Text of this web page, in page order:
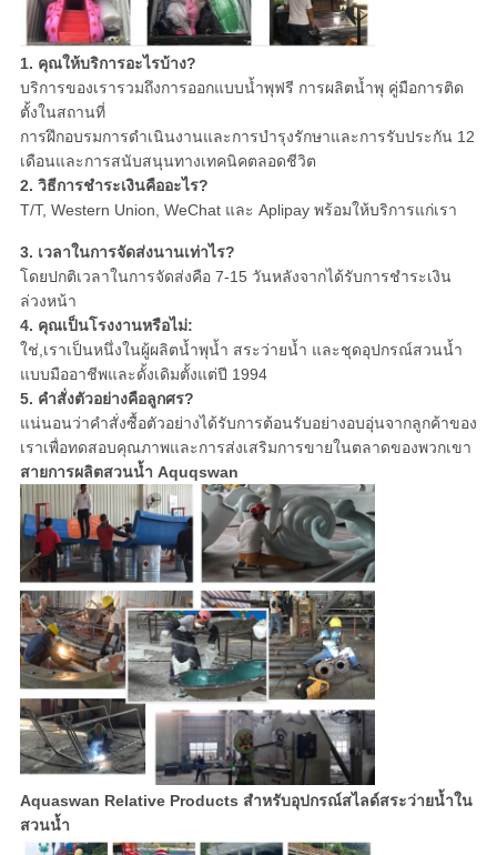
1. คุณให้บริการอะไรบ้าง?
บริการของเรารวมถึงการออกแบบน้ำพุฟรี การผลิตน้ำพุ คู่มือการติด
ตั้งในสถานที่
การฝึกอบรมการดำเนินงานและการบำรุงรักษาและการรับประกัน 12
เดือนและการสนับสนุนทางเทคนิคตลอดชีวิต
2. วิธีการชำระเงินคืออะไร?
T/T, Western Union, WeChat และ Aplipay พร้อมให้บริการแก่เรา
3. เวลาในการจัดส่งนานเท่าไร?
โดยปกติเวลาในการจัดส่งคือ 7-15 วันหลังจากได้รับการชำระเงิน
ล่วงหน้า
4. คุณเป็นโรงงานหรือไม่:
ใช่, เราเป็นหนึ่งในผู้ผลิตน้ำพุน้ำ สระว่ายน้ำ และชุดอุปกรณ์สวนน้ำ
แบบมืออาชีพและดั้งเดิมตั้งแต่ปี 1994
5. คำสั่งตัวอย่างคือลูกศร?
แน่นอนว่าคำสั่งซื้อตัวอย่างได้รับการต้อนรับอย่างอบอุ่นจากลูกค้าของ
เราเพื่อทดสอบคุณภาพและการส่งเสริมการขายในตลาดของพวกเขา
สายการผลิตสวนน้ำ Aquqswan
Aquaswan Relative Products สำหรับอุปกรณ์สไลด์สระว่ายน้ำใน
สวนน้ำ